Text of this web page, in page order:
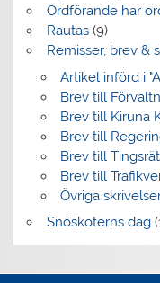
Ordförande har
Rautas(9)
Remisser, brev &
Artikel införd i
Brev till
Brev till Kiruna
Brev till
Brev till
Brev till
Övriga
Snöskoterns dag